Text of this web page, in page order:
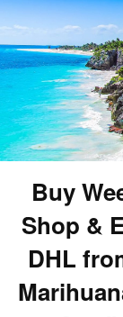
Buy
Shop &
DHL